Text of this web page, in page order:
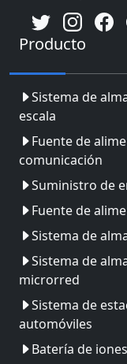
Producto
Sistema de
escala
Fuente de
comunicación
Suministro de
Fuente de
Sistema de
Sistema de
microrred
Sistema de
automóviles
Batería de